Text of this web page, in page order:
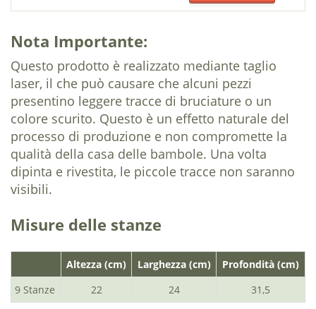
Nota Importante:
Questo prodotto è realizzato mediante taglio
laser, il che può causare che alcuni pezzi
presentino leggere tracce di bruciature o un
colore scurito. Questo è un effetto naturale del
processo di produzione e non compromette la
qualità della casa delle bambole. Una volta
dipinta e rivestita, le piccole tracce non saranno
visibili.
Misure delle stanze
Altezza (cm) Larghezza (cm)
Profondità (cm)
9 Stanze
22 24 31,5